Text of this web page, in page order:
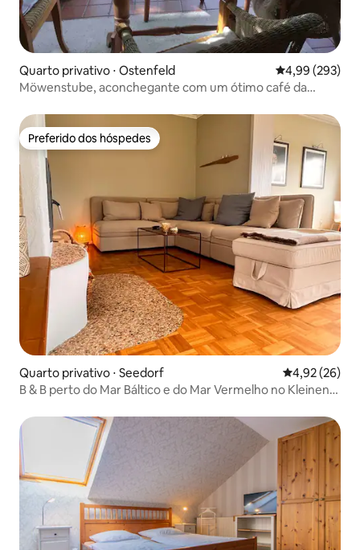
Quarto privativo ⋅ Ostenfeld 4,99 de uma
4,99 (293)
Möwenstube, aconchegante com um ótimo café da
Preferido dos hóspedes
Preferido dos hóspedes
Quarto privativo ⋅ Seedorf 4,92 de uma
4,92 (26)
B & B perto do Mar Báltico e do Mar Vermelho no Kleinen